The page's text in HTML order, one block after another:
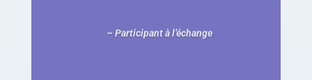
– Participant à l’échange